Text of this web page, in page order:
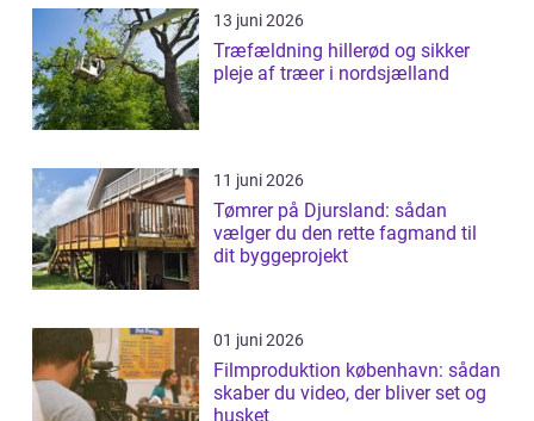
13 juni 2026
Træfældning hillerød og sikker
pleje af træer i nordsjælland
11 juni 2026
Tømrer på Djursland: sådan
vælger du den rette fagmand til
dit byggeprojekt
01 juni 2026
Filmproduktion københavn: sådan
skaber du video, der bliver set og
husket